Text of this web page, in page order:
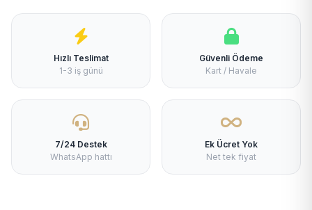
Hızlı Teslimat
1-3 iş günü
Güvenli Ödeme
Kart / Havale
7/24 Destek
WhatsApp hattı
Ek Ücret Yok
Net tek fiyat